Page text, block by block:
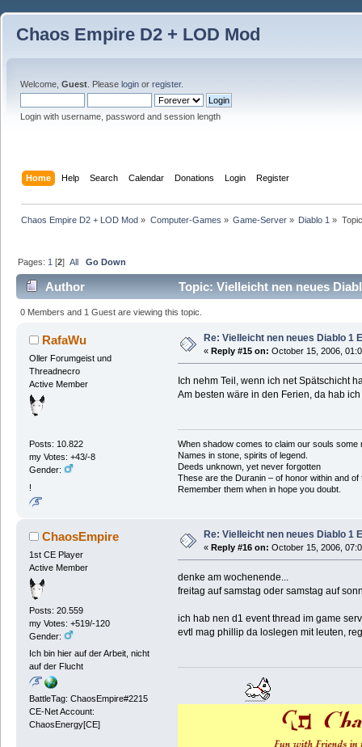
Chaos Empire D2 + LOD Mod
Welcome, Guest . Please login or register.
Login with username, password and session length
Home Help Search Calendar Donations Login Register
Chaos Empire D2 + LOD Mod » Computer-Games » Game-Server» Diablo 1 »
Pages: 1 [2]All Go Down
Author Topic: Vielleicht nen neues
0 Members and 1 Guest are viewing this topic.
RafaWu
Oller Forumgeist und
Threadnecro
Active Member
Posts: 10.822
my Votes: +43/-8
Gender:
!
Re: Vielleicht nen neues Diablo 1
« Reply #15 on: October 15, 2006,
Ich nehm Teil, wenn ich net Spätschicht
Am besten wäre in den Ferien, da hab
When shadow comes to claim our souls some
Names in stone, spirits of legend.
Deeds unknown, yet never forgotten
These are the Duranin – of honor within and of
Remember them when in hope you doubt.
ChaosEmpire
1st CE Player
Active Member
Posts: 20.559
my Votes: +519/-120
Gender:
Ich bin hier auf der Arbeit, nicht
auf der Flucht
BattleTag: ChaosEmpire#2215
CE-Net Account:
ChaosEnergy[CE]
Re: Vielleicht nen neues Diablo 1
« Reply #16 on: October 15, 2006,
denke am wochenende...
freitag auf samstag oder samstag auf
ich hab nen d1 event thread im game
evtl mag phillip da loslegen mit leuten,